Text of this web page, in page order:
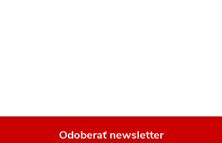
Odoberať newsletter